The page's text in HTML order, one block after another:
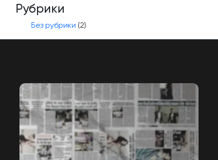
Рубрики
Без рубрики (2)